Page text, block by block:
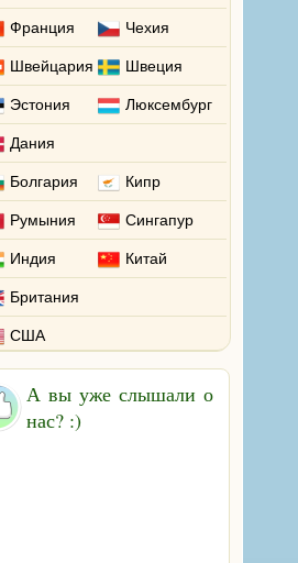
Франция Чехия
Швейцария Швеция
Эстония Люксембург
Дания
Болгария Кипр
Румыния Сингапур
Индия Китай
Британия
США
А вы уже слышали о
нас? :)